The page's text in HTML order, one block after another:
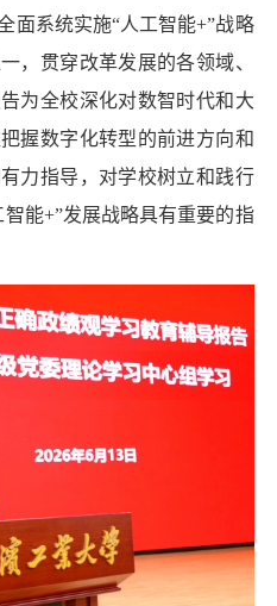
面系统实施“人工智能+”战略
，贯穿改革发展的各领域、
为全校深化对数智时代和大
握数字化转型的前进方向和
力指导，对学校树立和践行
能+”发展战略具有重要的指